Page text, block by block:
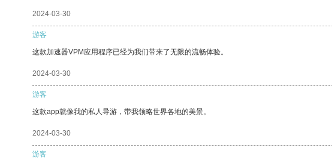
2024-03-30
游客
这款加速器VPM应用程序已经为我们带来了无限的流畅体验。
2024-03-30
游客
这款app就像我的私人导游，带我领略世界各地的美景。
2024-03-30
游客